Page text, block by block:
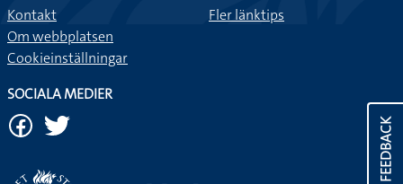
FEEDBACK
Kontakt
Om webbplatsen
Cookieinställningar
Fler länktips
SOCIALA MEDIER